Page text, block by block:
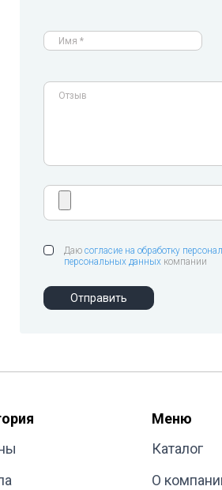
Даюсогласие на обработку
персональных данных компании
Отправить
Меню
Каталог
О